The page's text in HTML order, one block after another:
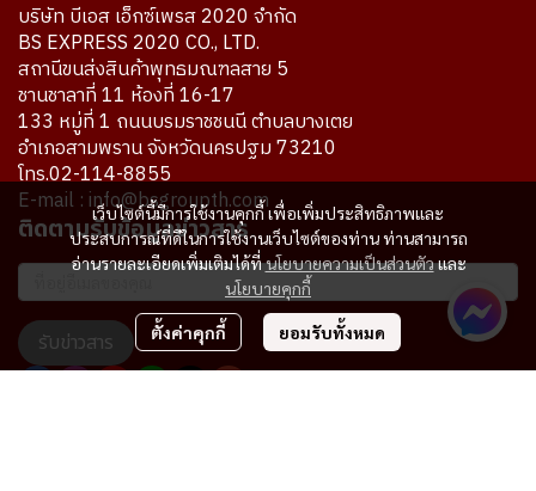
เว็บไซต์นี้มีการใช้งานคุกกี้ เพื่อเพิ่มประสิทธิภาพและ
ประสบการณ์ที่ดีในการใช้งานเว็บไซต์ของท่าน ท่านสามารถ
อ่านรายละเอียดเพิ่มเติมได้ที่นโยบายความเป็นส่วนตัวและ
นโยบายคุกกี้
ตั้งค่าคุกกี้ ยอมรับทั้งหมด
บริษัท บีเอส เอ็กซ์เพรส 2020 จำกัด
BS EXPRESS 2020 CO., LTD.
สถานีขนส่งสินค้าพุทธมณฑลสาย 5
ชานชาลาที่ 11 ห้องที่ 16-17
133 หมู่ที่ 1 ถนนบรมราชชนนี ตำบลบางเตย
อำเภอสามพราน จังหวัดนครปฐม 73210
โทร.02-114-8855
E-mail : info@bsgroupth.com
ติดตามรับข้อมูลข่าวสาร
รับข่าวสาร